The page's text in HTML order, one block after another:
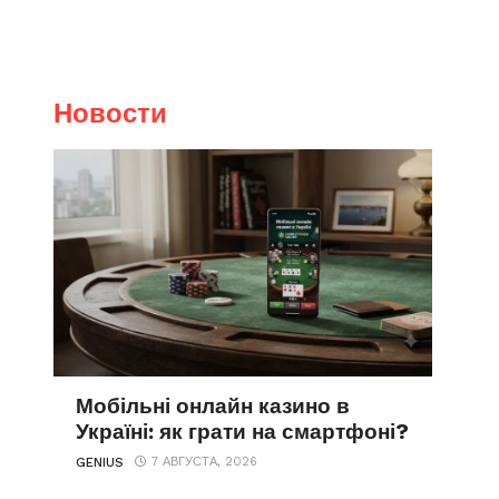
Новости
Мобільні онлайн казино в
Україні: як грати на смартфоні?
GENIUS 7 АВГУСТА, 2026